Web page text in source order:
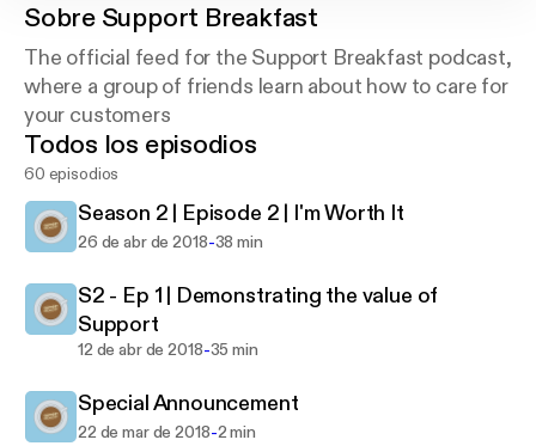
Sobre Support Breakfast
The official feed for the Support Breakfast podcast,
where a group of friends learn about how to care for
your customers
Todos los episodios
60 episodios
Season 2 | Episode 2 | I'm Worth It
26 de abr de 2018-38 min
S2 - Ep 1 | Demonstrating the value of
Support
12 de abr de 2018-35 min
Special Announcement
22 de mar de 2018-2 min